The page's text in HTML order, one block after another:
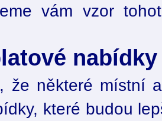
vám vzor
nabídky
že některé místní
které budou